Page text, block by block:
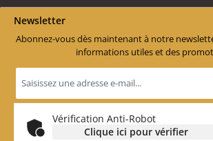
Newsletter
Abonnez-vous dès maintenant à notre
informations utiles et des
Adresse
e-
*
Vérification Anti-Robot
Clique ici pour vérifier